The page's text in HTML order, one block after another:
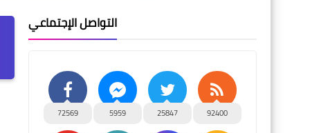
التواصل الإجتماعي
72569 5959 25847 92400